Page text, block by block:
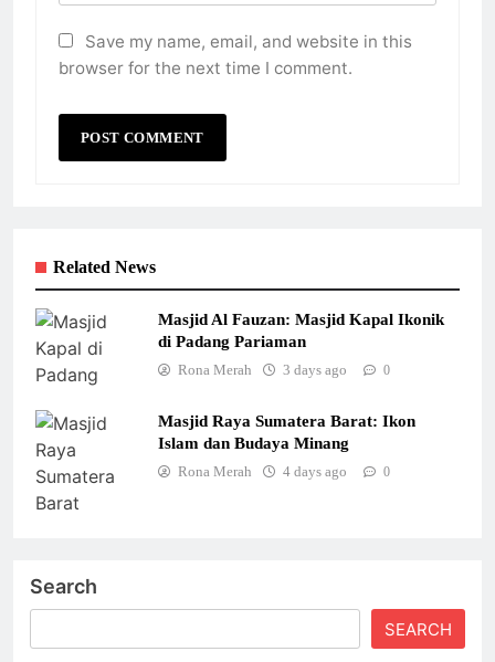
Save my name, email, and website in this
browser for the next time I comment.
Related News
Masjid Al Fauzan: Masjid Kapal Ikonik
di Padang Pariaman
Rona Merah 3 days ago 0
Masjid Raya Sumatera Barat: Ikon
Islam dan Budaya Minang
Rona Merah 4 days ago 0
Search
SEARCH